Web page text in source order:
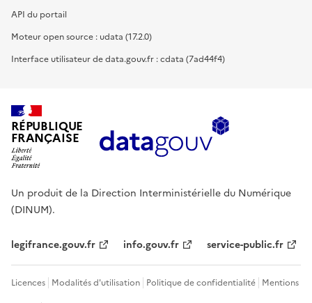
API du portail
Moteur open source : udata (17.2.0)
Interface utilisateur de data.gouv.fr : cdata (7ad44f4)
RÉPUBLIQUE
FRANÇAISE
Un produit de la Direction Interministérielle du Numérique
(DINUM).
legifrance.gouv.fr info.gouv.fr service-public.fr
Licences Modalités d'utilisation Politique de confidentialité Mentions